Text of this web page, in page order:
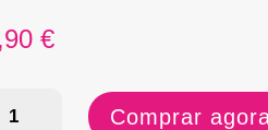
€
Comprar